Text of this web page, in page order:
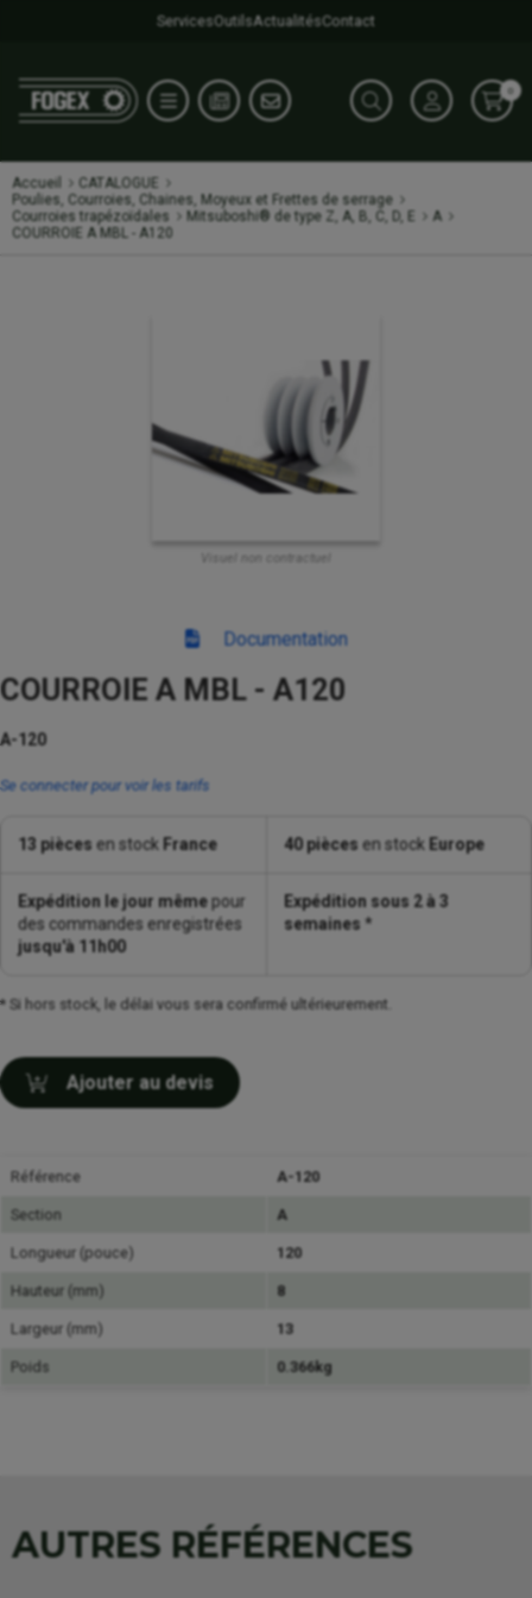
ServicesOutilsActualitésContact
0
Accueil
CATALOGUE
Poulies, Courroies, Chaines, Moyeux et Frettes de serrage
Courroies trapézoïdales
Mitsuboshi® de type Z, A, B, C, D, E
A
COURROIE A MBL - A120
Visuel non contractuel
Documentation
COURROIE A MBL - A120
A-120
Se connecter pour voir les tarifs
13 piècesen stock France 40 piècesen stock Europe
Expédition le jour mêmepour
des commandes enregistrées
jusqu'à 11h00
Expédition sous 2 à 3
semaines *
* Si hors stock, le délai vous sera confirmé ultérieurement.
Ajouter au devis
Référence A-120
Section A
Longueur (pouce) 120
Hauteur (mm) 8
Largeur (mm) 13
Poids 0.366kg
AUTRES RÉFÉRENCES